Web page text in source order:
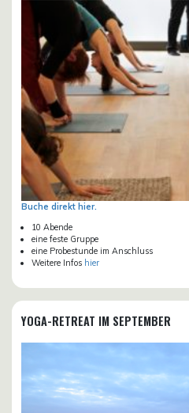
Buche direkt hier.
10 Abende
eine feste Gruppe
eine Probestunde im Anschluss
Weitere Infos hier
YOGA-RETREAT IM SEPTEMBER